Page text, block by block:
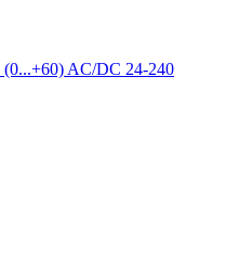
AC/DC 24-240